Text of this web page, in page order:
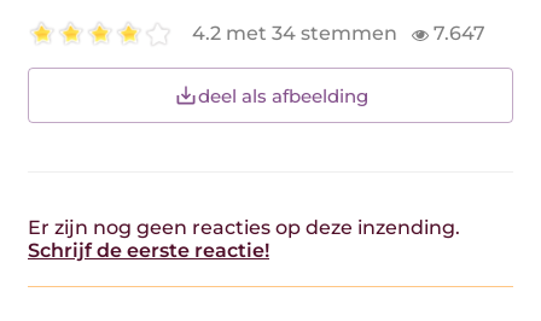
4.2 met 34 stemmen 7.647
deel als afbeelding
Er zijn nog geen reacties op deze inzending.
Schrijf de eerste reactie!